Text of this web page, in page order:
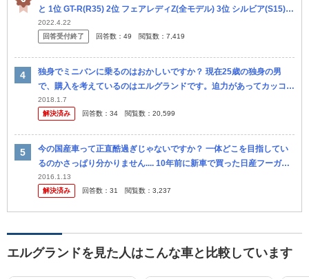
と 1位 GT-R(R35) 2位 フェアレディZ(全モデル) 3位 シルビア(S15) 4
位 エクストレイル(全モデル) 5位 エ...
2022.4.22
回答受付終了
回答数： 49 閲覧数： 7,419
独身でミニバンに乗るのはおかしいですか？ 現在25歳の独身の男
で、購入を考えているのはエルグランドです。迫力があってカッコい
い見た目が好きで、将来結婚した時にも役に立つかなと思います。
しかし、...
2018.1.7
解決済み
回答数： 34 閲覧数： 20,599
今の国産車って正直酷過ぎじゃないですか？ 一体どこを目指してい
るのかさっぱり分かりません.... 10年前に新車で買った日産フーガを
そろそろ手放そうと思い、色々車を見ているのですが、正直どの車...
2016.1.13
解決済み
回答数： 31 閲覧数： 3,237
エルグランドを見た人はこんな車と比較しています